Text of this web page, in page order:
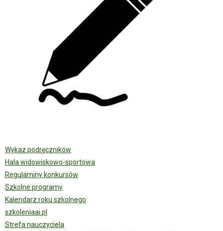
Wykaz podręczników
Hala widowiskowo-sportowa
Regulaminy konkursów
Szkolne programy
Kalendarz roku szkolnego
szkoleniaai.pl
Strefa nauczyciela